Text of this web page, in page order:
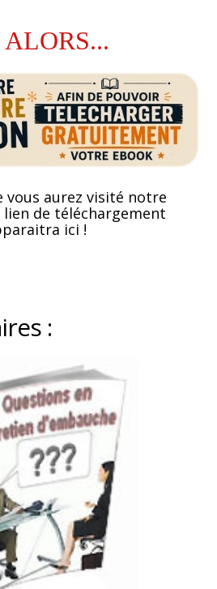
ALORS...
aurez visité notre
de téléchargement
ici !
: